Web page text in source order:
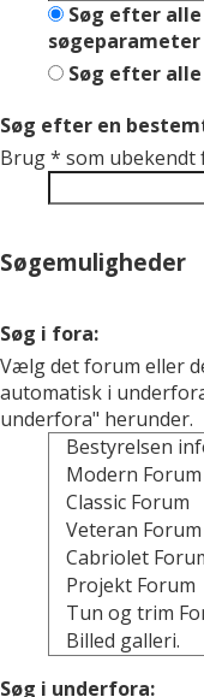
Søg efter
søgeparameter
Søg efter
Søg efter en
Brug * som ubekendt
Søgemuligheder
Søg i fora:
Vælg det forum eller
automatisk i
underfora" herunder.
Søg i underfora: